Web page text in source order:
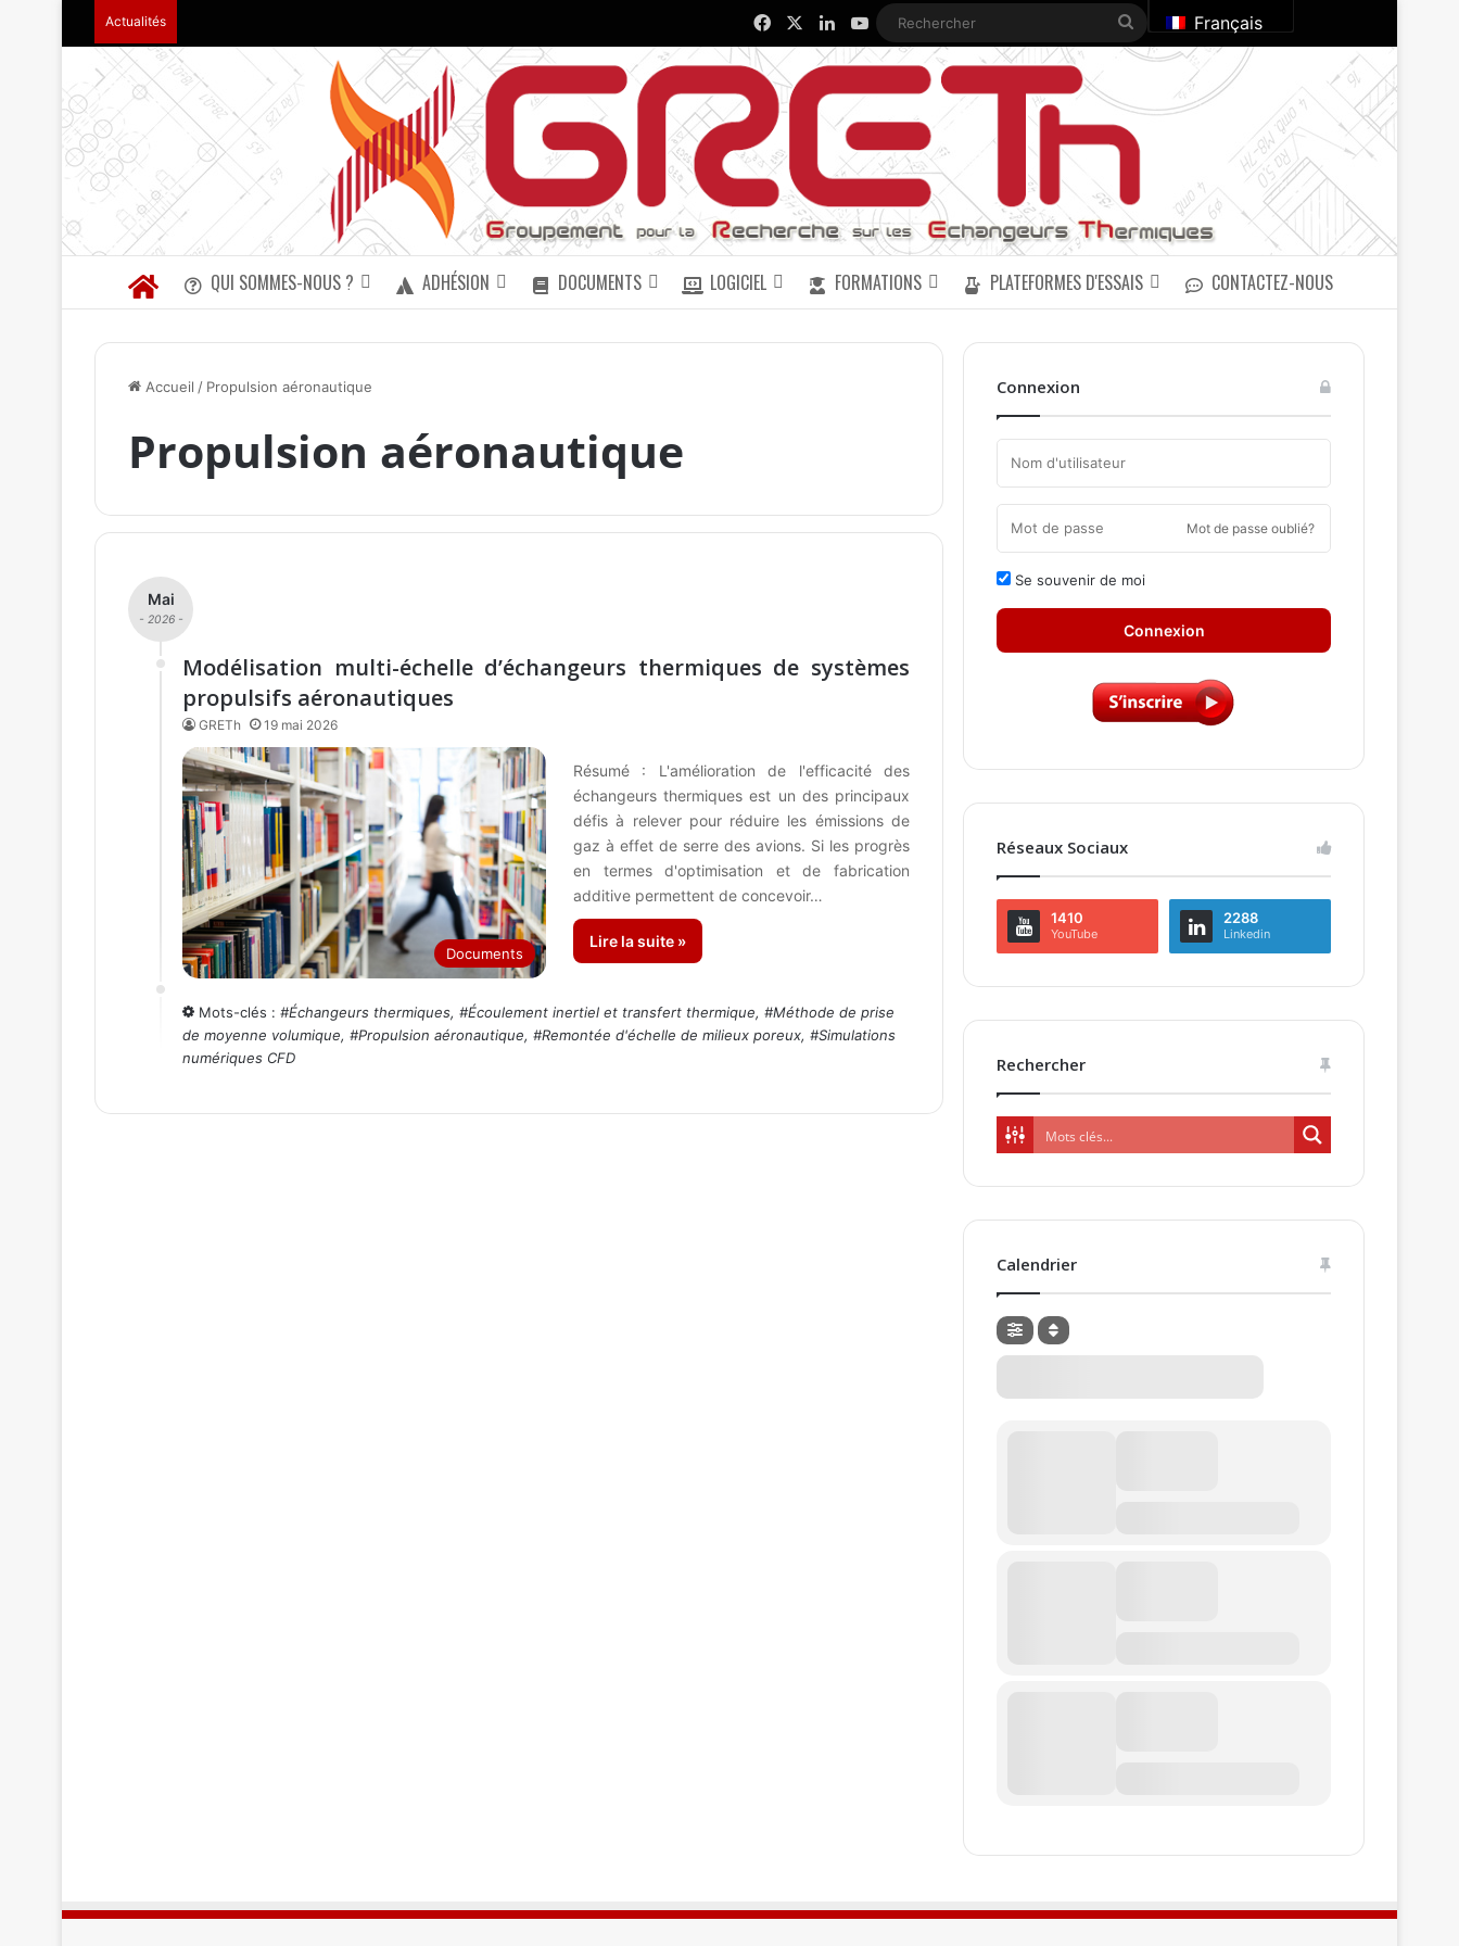
Actualités FacebookLinkedinYouTube RechercherFrançais
QUI SOMMES-NOUS ? ADHÉSION DOCUMENTS LOGICIEL FORMATIONS PLATEFORMES D'ESSAIS CONTACTEZ-NOUS
Accueil / Propulsion aéronautique
Propulsion aéronautique
Mai
- 2026 -
Modélisation multi-échelle d’échangeurs thermiques de systèmes
propulsifs aéronautiques
GRETh 19 mai 2026
Documents
Résumé : L'amélioration de l'efficacité des
échangeurs thermiques est un des principaux
défis à relever pour réduire les émissions de
gaz à effet de serre des avions. Si les progrès
en termes d'optimisation et de fabrication
additive permettent de concevoir…
Lire la suite »
Mots-clés : #Échangeurs thermiques, #Écoulement inertiel et transfert thermique, #Méthode de prise
de moyenne volumique, #Propulsion aéronautique, #Remontée d'échelle de milieux poreux, #Simulations
numériques CFD
Connexion
Mot de passe oublié?
Se souvenir de moi
Connexion
Réseaux Sociaux
1410
YouTube
2288
Linkedin
Rechercher
Calendrier